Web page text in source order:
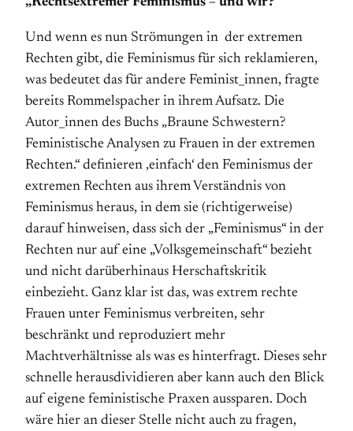
Und wenn es nun Strömungen in der extremen
Rechten gibt, die Feminismus für sich reklamieren,
was bedeutet das für andere Feminist_innen, fragte
bereits Rommelspacher in ihrem Aufsatz. Die
Autor_innen des Buchs „Braune Schwestern?
Feministische Analysen zu Frauen in der extremen
Rechten.“ definieren ‚einfach‘ den Feminismus der
extremen Rechten aus ihrem Verständnis von
Feminismus heraus, in dem sie (richtigerweise)
darauf hinweisen, dass sich der „Feminismus“ in der
Rechten nur auf eine „Volksgemeinschaft“ bezieht
und nicht darüberhinaus Herschaftskritik
einbezieht. Ganz klar ist das, was extrem rechte
Frauen unter Feminismus verbreiten, sehr
beschränkt und reproduziert mehr
Machtverhältnisse als was es hinterfragt. Dieses sehr
schnelle herausdividieren aber kann auch den Blick
auf eigene feministische Praxen aussparen. Doch
wäre hier an dieser Stelle nicht auch zu fragen,